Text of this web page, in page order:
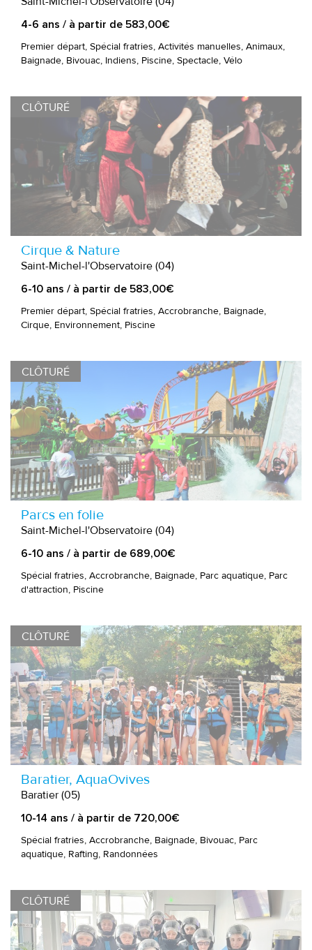
4-6 ans / à partir de 583,00€
Premier départ, Spécial fratries, Activités manuelles, Animaux,
Baignade, Bivouac, Indiens, Piscine, Spectacle, Vélo
CLÔTURÉ
Cirque & Nature
Saint-Michel-l'Observatoire (04)
6-10 ans / à partir de 583,00€
Premier départ, Spécial fratries, Accrobranche, Baignade,
Cirque, Environnement, Piscine
CLÔTURÉ
Parcs en folie
Saint-Michel-l'Observatoire (04)
6-10 ans / à partir de 689,00€
Spécial fratries, Accrobranche, Baignade, Parc aquatique, Parc
d'attraction, Piscine
CLÔTURÉ
Baratier, AquaOvives
Baratier (05)
10-14 ans / à partir de 720,00€
Spécial fratries, Accrobranche, Baignade, Bivouac, Parc
aquatique, Rafting, Randonnées
CLÔTURÉ